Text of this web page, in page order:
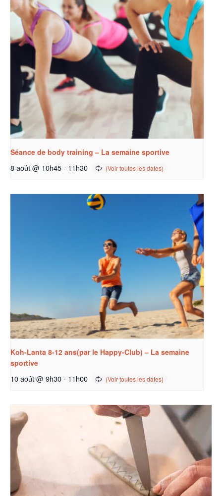
Séance de body training – La semaine sportive
8 août @ 10h45- 11h30
Koh-Lanta 8-12 ans(par le Happy-Club) – La semaine
sportive
10 août @ 9h30- 11h00